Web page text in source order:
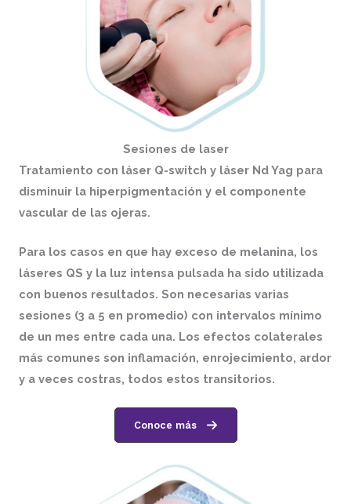
Sesiones de laser
Tratamiento con láser Q-switch y láser Nd Yag para
disminuir la hiperpigmentación y el componente
vascular de las ojeras.
Para los casos en que hay exceso de melanina, los
láseres QS y la luz intensa pulsada ha sido utilizada
con buenos resultados. Son necesarias varias
sesiones (3 a 5 en promedio) con intervalos mínimo
de un mes entre cada una. Los efectos colaterales
más comunes son inflamación, enrojecimiento, ardor
y a veces costras, todos estos transitorios.
Conoce más